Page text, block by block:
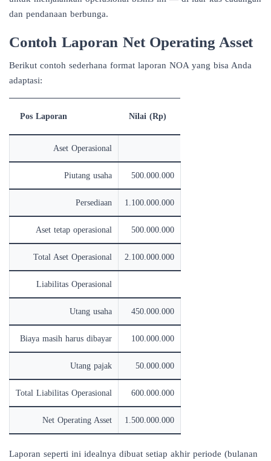
dan pendanaan berbunga.
Contoh Laporan Net Operating Asset
Berikut contoh sederhana format laporan NOA yang bisa Anda
adaptasi:
Pos Laporan Nilai (Rp)
Aset Operasional
Piutang usaha 500.000.000
Persediaan 1.100.000.000
Aset tetap operasional 500.000.000
Total Aset Operasional 2.100.000.000
Liabilitas Operasional
Utang usaha 450.000.000
Biaya masih harus dibayar 100.000.000
Utang pajak 50.000.000
Total Liabilitas Operasional 600.000.000
Net Operating Asset 1.500.000.000
Laporan seperti ini idealnya dibuat setiap akhir periode (bulanan